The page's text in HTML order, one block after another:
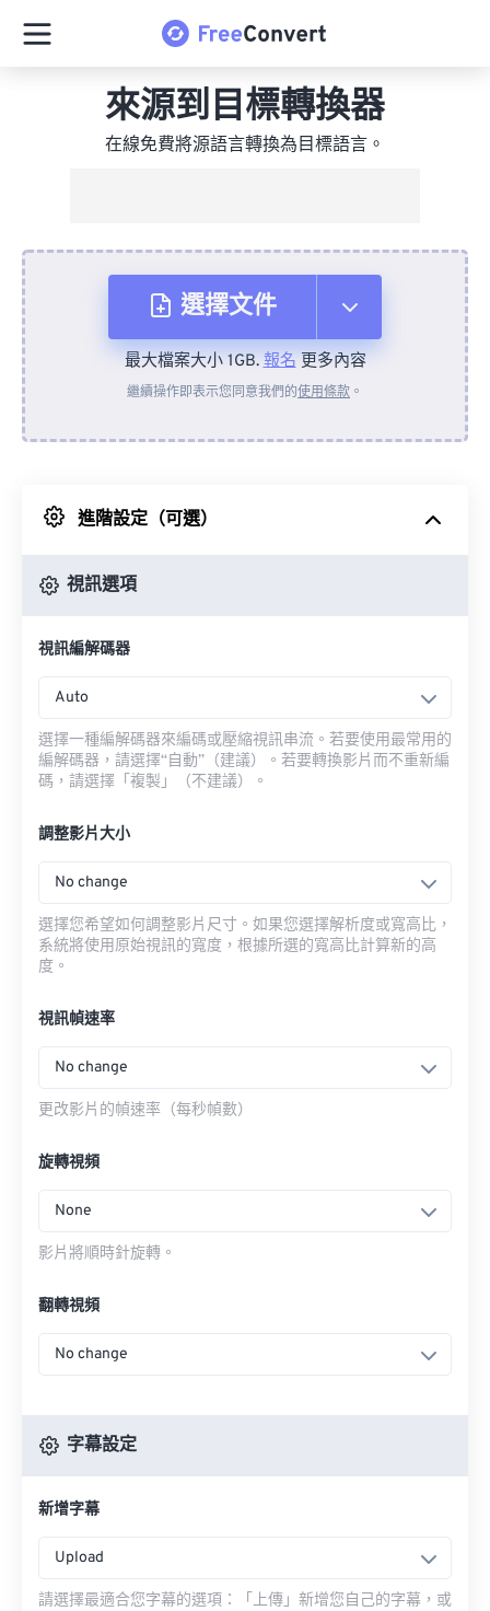
來源到目標轉換器
在線免費將源語言轉換為目標語言。
選擇文件
來自裝置
來自 Google 雲端硬碟
最大檔案大小 1GB.報名更多內容
繼續操作即表示您同意我們的使用條款 。
進階設定（可選）
視訊選項
視訊編解碼器
Auto
選擇一種編解碼器來編碼或壓縮視訊串流。若要使用最常用的
編解碼器，請選擇“自動”（建議）。若要轉換影片而不重新編
碼，請選擇「複製」（不建議）。
調整影片大小
No change
選擇您希望如何調整影片尺寸。如果您選擇解析度或寬高比，
系統將使用原始視訊的寬度，根據所選的寬高比計算新的高
度。
視訊幀速率
No change
更改影片的幀速率（每秒幀數）
旋轉視頻
None
影片將順時針旋轉。
翻轉視頻
No change
字幕設定
新增字幕
Upload
請選擇最適合您字幕的選項：「上傳」新增您自己的字幕，或